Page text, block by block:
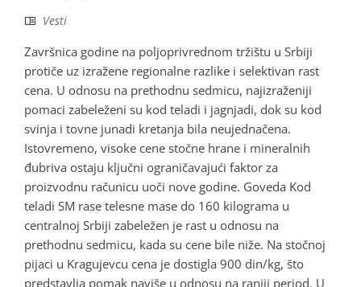
Vesti
Završnica godine na poljoprivrednom tržištu u Srbiji
protiče uz izražene regionalne razlike i selektivan rast
cena. U odnosu na prethodnu sedmicu, najizraženiji
pomaci zabeleženi su kod teladi i jagnjadi, dok su kod
svinja i tovne junadi kretanja bila neujednačena.
Istovremeno, visoke cene stočne hrane i mineralnih
đubriva ostaju ključni ograničavajući faktor za
proizvodnu računicu uoči nove godine. Goveda Kod
teladi SM rase telesne mase do 160 kilograma u
centralnoj Srbiji zabeležen je rast u odnosu na
prethodnu sedmicu, kada su cene bile niže. Na stočnoj
pijaci u Kragujevcu cena je dostigla 900 din/kg, što
predstavlja pomak naviše u odnosu na raniji period. U